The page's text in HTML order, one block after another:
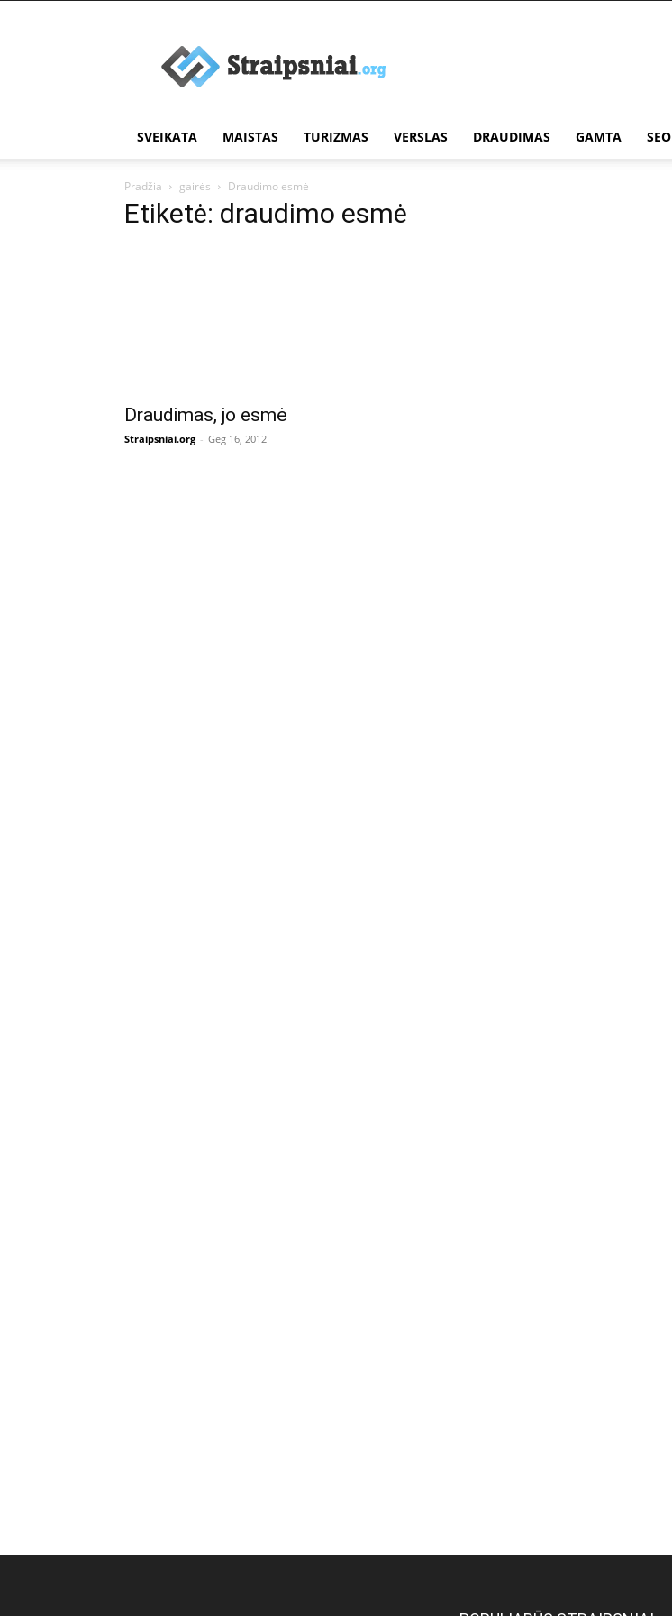
straipsniai
SVEIKATA MAISTAS TURIZMAS VERSLAS DRAUDIMAS GAMTA SEO
Pradžia gairės Draudimo esmė
Etiketė: draudimo esmė
Draudimas, jo esmė
Straipsniai.org - Geg 16, 2012